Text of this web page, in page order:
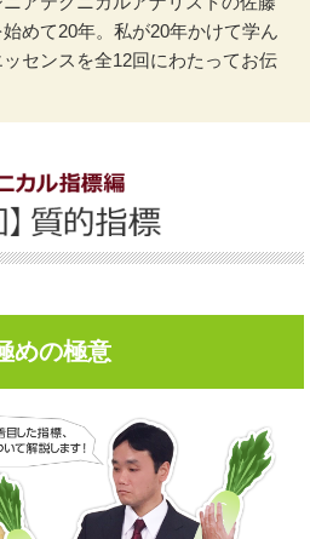
めて20年。私が20年かけて学ん
センスを全12回にわたってお伝
めの極意